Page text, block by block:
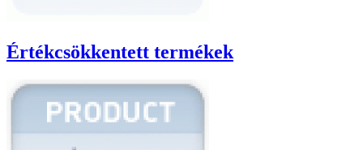
Értékcsökkentett termékek